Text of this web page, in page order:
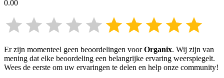
0.00
Er zijn momenteel geen beoordelingen voorOrganix. Wij zijn van
mening dat elke beoordeling een belangrijke ervaring weerspiegelt.
Wees de eerste om uw ervaringen te delen en help onze community!